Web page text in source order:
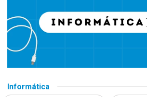
Informática